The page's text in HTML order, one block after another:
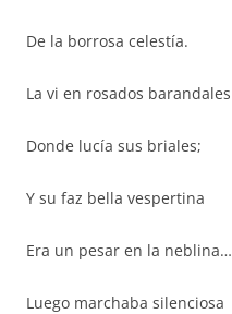
De la borrosa celestía.
La vi en rosados barandales
Donde lucía sus briales;
Y su faz bella vespertina
Era un pesar en la neblina…
Luego marchaba silenciosa